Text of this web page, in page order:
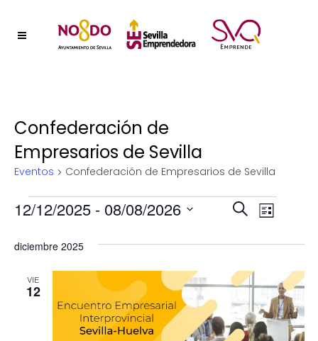
Confederación de
Empresarios de Sevilla
Eventos Confederación de Empresarios de Sevilla
Eventos
de
y
Buscar
de
Lista
12/12/2025 - 08/08/2026
la
diciembre 2025
VIE
12